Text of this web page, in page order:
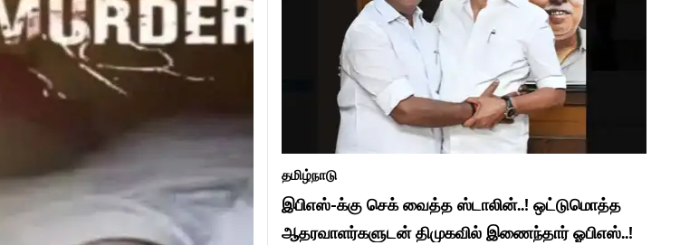
தமிழ்நாடு
இபிஎஸ்-க்கு செக் வைத்த ஸ்டாலின்..! ஒட்டுமொத்த
ஆதரவாளர்களுடன் திமுகவில் இணைந்தார் ஓபிஎஸ்..!